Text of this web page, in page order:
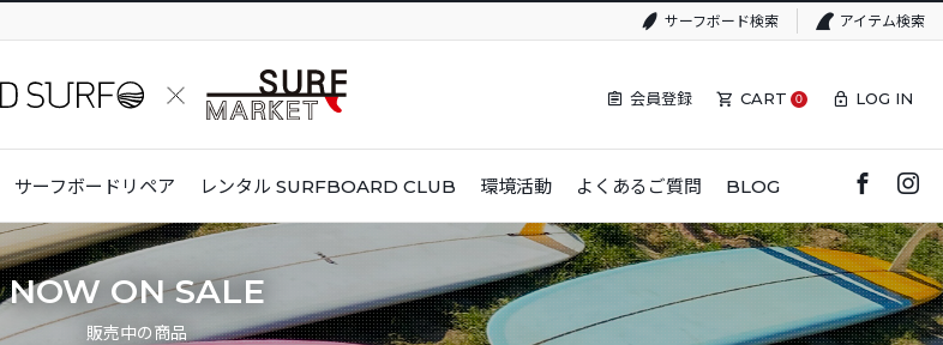
サーフボード検索 アイテム検索
会員登録 CART 0 LOG IN
サーフボードリペア レンタル SURFBOARD CLUB 環境活動 よくあるご質問 BLOG
NOW ON SALE
販売中の商品